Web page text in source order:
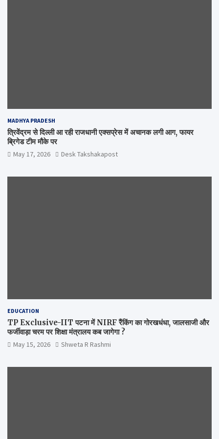
MADHYA PRADESH
त्रिवेंद्रम से दिल्ली आ रही राजधानी एक्सप्रेस में अचानक लगी आग, फायर
ब्रिगेड टीम मौके पर
May 17, 2026 Desk Takshakapost
EDUCATION
TP Exclusive-IIT पटना में NIRF रैंकिंग का गोरखधंधा, जालसाजी और
फर्जीवाड़ा चरम पर शिक्षा मंत्रालय कब जागेगा ?
May 15, 2026 Shweta R Rashmi